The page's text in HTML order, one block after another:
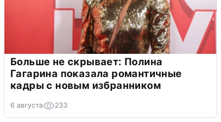
Больше не скрывает: Полина
Гагарина показала романтичные
кадры с новым избранником
6 августа 233